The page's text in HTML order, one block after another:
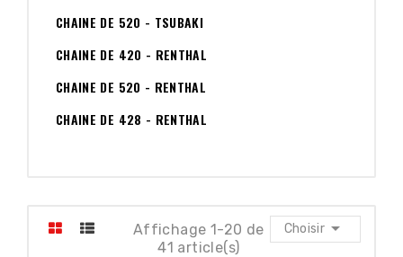
CHAINE DE 520 - TSUBAKI
CHAINE DE 420 - RENTHAL
CHAINE DE 520 - RENTHAL
CHAINE DE 428 - RENTHAL
Choisir 
Affichage 1-20 de
41 article(s)